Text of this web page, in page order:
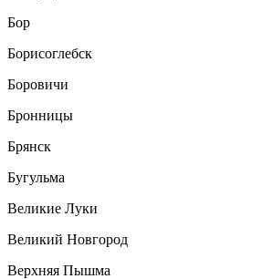
Бор
Борисоглебск
Боровичи
Бронницы
Брянск
Бугульма
Великие Луки
Великий Новгород
Верхняя Пышма